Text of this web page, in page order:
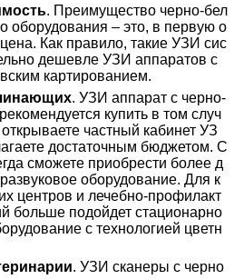
. Преимущество черно-бел
оборудования – это, в первую о
Как правило, такие УЗИ сис
дешевле УЗИ аппаратов с
картированием.
. УЗИ аппарат с черно-
купить в том случ
частный кабинет УЗ
достаточным бюджетом. С
сможете приобрести более д
оборудование. Для к
центров и лечебно-профилакт
больше подойдет стационарно
с технологией цветн
. УЗИ сканеры с черно